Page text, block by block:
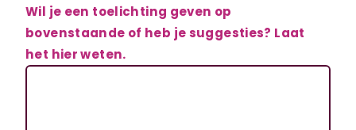
Wil je een toelichting geven op
bovenstaande of heb je suggesties? Laat
het hier weten.